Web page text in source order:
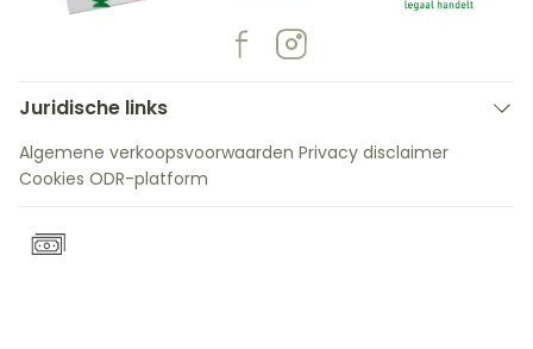
Juridische links
Algemene verkoopsvoorwaarden Privacy disclaimer
Cookies ODR-platform